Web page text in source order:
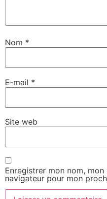
Nom *
E-mail *
Site web
Enregistrer mon nom,
navigateur pour mon